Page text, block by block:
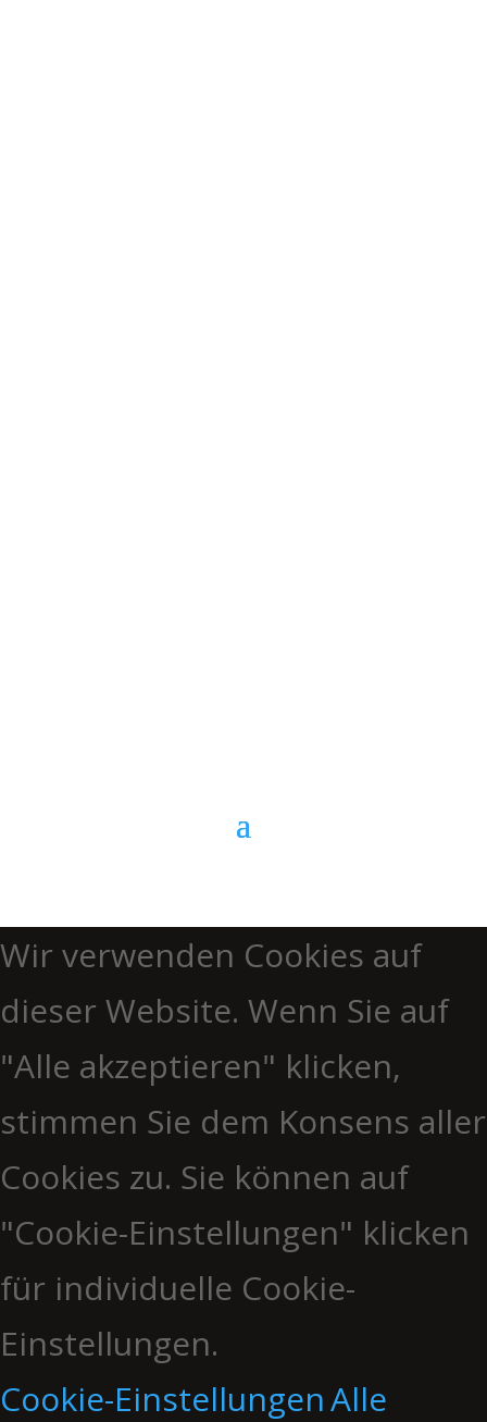
Wir verwenden Cookies auf
dieser Website. Wenn Sie auf
"Alle akzeptieren" klicken,
stimmen Sie dem Konsens aller
Cookies zu. Sie können auf
"Cookie-Einstellungen" klicken
für individuelle Cookie-
Einstellungen.
Cookie-EinstellungenAlle